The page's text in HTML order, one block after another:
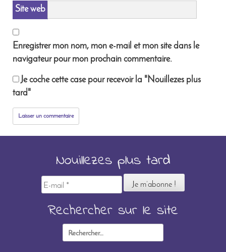
Site web
Enregistrer mon nom, mon e-mail et mon site dans le
navigateur pour mon prochain commentaire.
Je coche cette case pour recevoir la "Nouillezes plus
tard"
Nouillezes plus tard
E-
mail
Rechercher sur le site